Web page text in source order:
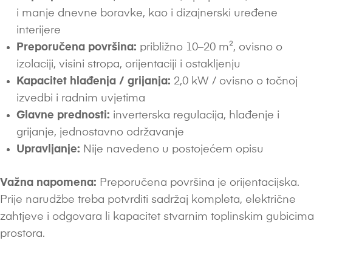
i manje dnevne boravke, kao i dizajnerski uređene
interijere
Preporučena površina: približno 10–20 m², ovisno o
izolaciji, visini stropa, orijentaciji i ostakljenju
Kapacitet hlađenja / grijanja: 2,0 kW / ovisno o točnoj
izvedbi i radnim uvjetima
Glavne prednosti: inverterska regulacija, hlađenje i
grijanje, jednostavno održavanje
Upravljanje: Nije navedeno u postojećem opisu
Važna napomena: Preporučena površina je orijentacijska.
Prije narudžbe treba potvrditi sadržaj kompleta, električne
zahtjeve i odgovara li kapacitet stvarnim toplinskim gubicima
prostora.